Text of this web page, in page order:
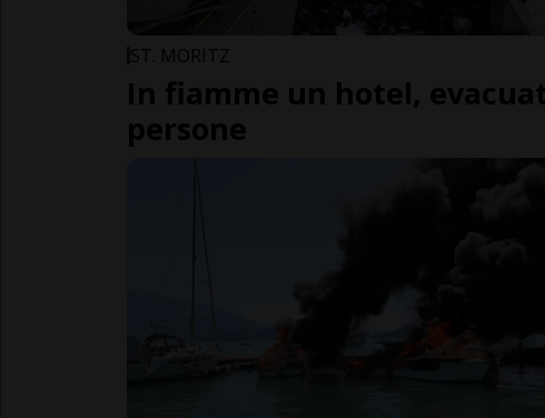
ST. MORITZ
In fiamme un hotel,
persone